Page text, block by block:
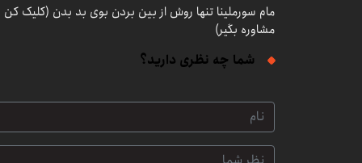
مام سورملینا تنها روش از بین بردن بوی بد بدن (کلیک کن
مشاوره بگیر)
شما چه نظری دارید؟